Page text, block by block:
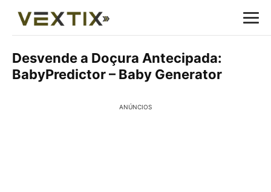
Desvende a Doçura Antecipada:
BabyPredictor – Baby Generator
ANÚNCIOS